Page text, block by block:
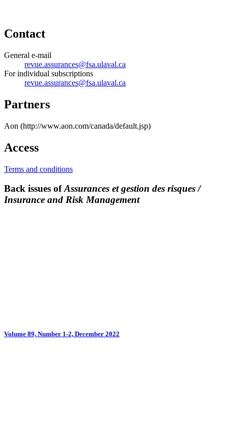
Contact
General e-mail
revue.assurances@fsa.ulaval.ca
For individual subscriptions
revue.assurances@fsa.ulaval.ca
Partners
Aon (http://www.aon.com/canada/default.jsp)
Access
Terms and conditions
Back issues ofAssurances et gestion des risques /
Insurance and Risk Management
Volume 89, Number 1-2, December 2022